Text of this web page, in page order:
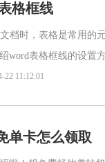
格框线
档时，表格是常用的
word表格框线的设置
针移至表格左上角，
22 11:12:01
单卡怎么领取